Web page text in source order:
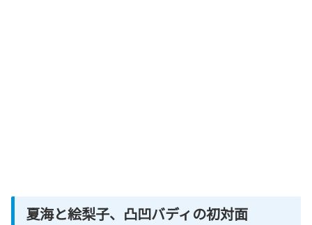
夏海と絵梨子、凸凹バディの初対面